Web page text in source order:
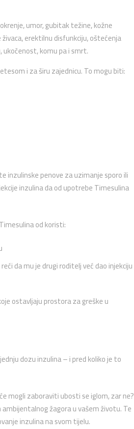
umor, gubitak težine, kožne
erektilnu disfunkciju, oštećenja
komu pa i smrt.
i za širu zajednicu. To mogu biti:
inzulinske penove za uzimanje sporo ili
inzulina da od upotrebe Timesulina
od koristi:
da mu je drugi roditelj već dao injekciju
ostavljaju prostora za greške u
dozu inzulina – i pred koliko je to
mogli zaboraviti ubosti se iglom, zar ne?
žagora u vašem životu. Te
inzulina na svom tijelu.